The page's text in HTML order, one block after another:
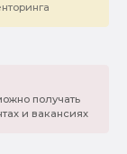
получать
и вакансиях